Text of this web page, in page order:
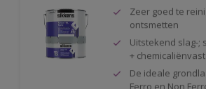
Zeer goed te
ontsmetten
Uitstekend slag-;
+ chemicaliënvast
De ideale
Ferro en Non